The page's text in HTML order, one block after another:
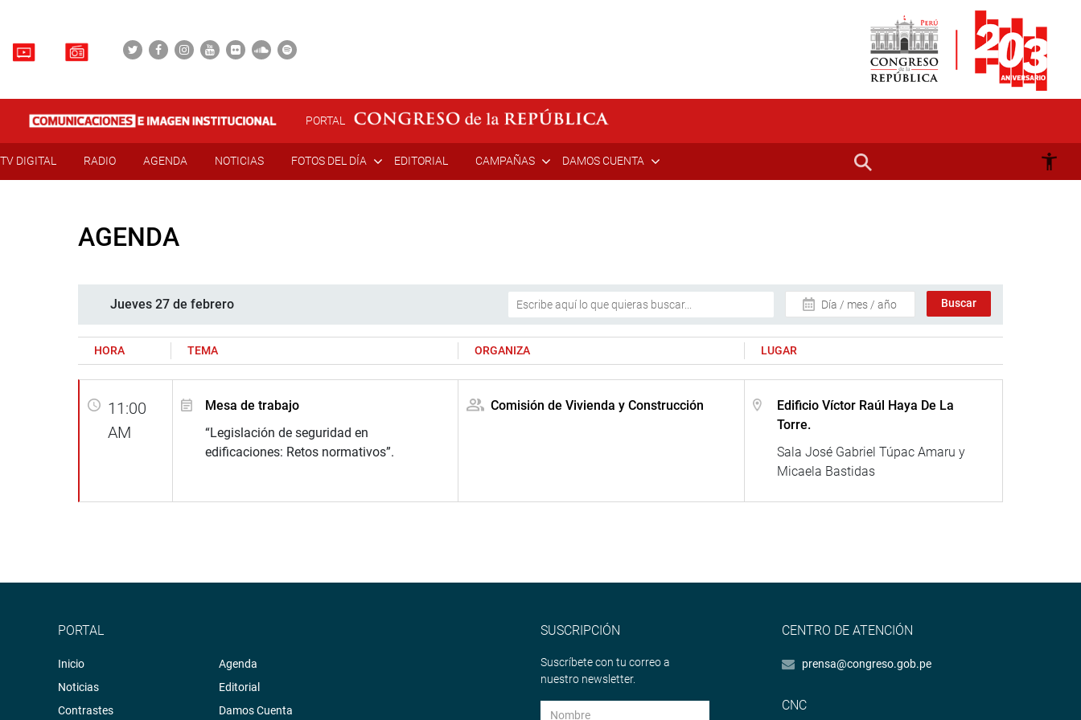
PORTAL
TV DIGITAL RADIO AGENDA NOTICIAS FOTOS DEL DÍA EDITORIAL CAMPAÑAS DAMOS CUENTA
AGENDA
Jueves 27 de febrero Día / mes / año
HORA TEMA ORGANIZA LUGAR
11:00
AM
Mesa de trabajo
“Legislación de seguridad en
edificaciones: Retos normativos”.
Comisión de Vivienda y Construcción
Edificio Víctor Raúl Haya De La
Torre.
Sala José Gabriel Túpac Amaru y
Micaela Bastidas
PORTAL
Inicio
Noticias
Contrastes
Agenda
Editorial
Damos Cuenta
SUSCRIPCIÓN
Suscríbete con tu correo a
nuestro newsletter.
CENTRO DE ATENCIÓN
prensa@congreso.gob.pe
CNC